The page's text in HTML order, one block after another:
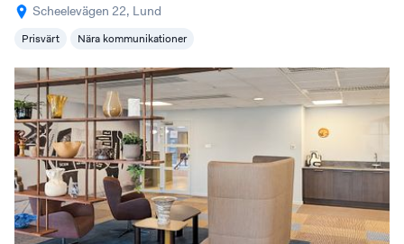
Scheelevägen 22, Lund
Prisvärt Nära kommunikationer